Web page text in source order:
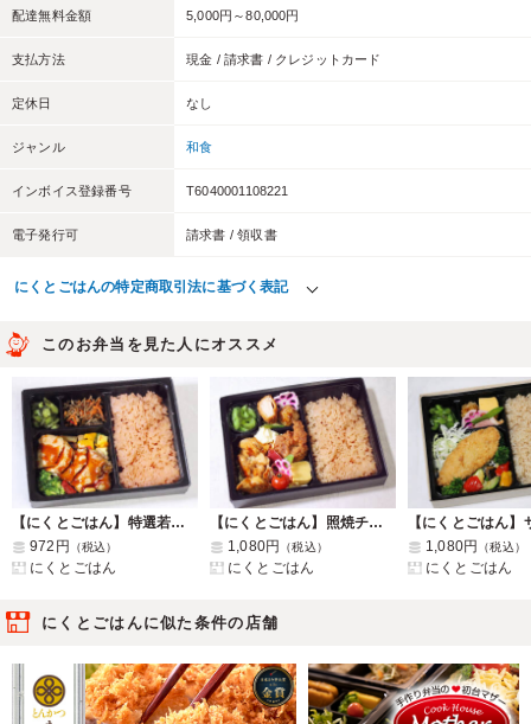
配達無料金額 5,000円～80,000円
支払方法 現金 / 請求書 / クレジットカード
定休日 なし
ジャンル 和食
インボイス登録番号 T6040001108221
電子発行可 請求書 / 領収書
にくとごはんの特定商取引法に基づく表記
このお弁当を見た人にオススメ
【にくとごはん】特選若鶏の照り焼と地中海野菜のグリル弁当
972円
（税込）
にくとごはん
【にくとごはん】照焼チキン オールスター肉弁当
1,080円
（税込）
にくとごはん
1,080円 （税込）
にくとごはん
にくとごはんに似た条件の店舗